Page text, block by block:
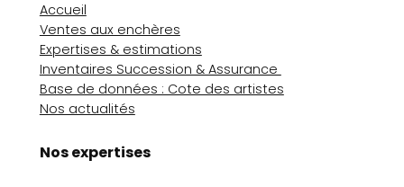
Accueil
Ventes aux enchères
Expertises & estimations
Inventaires Succession & Assurance
Base de données : Cote des artistes
Nos actualités
Nos expertises